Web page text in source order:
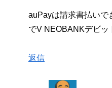
auPayは請求書払いで
でV NEOBANKデビッ
返信